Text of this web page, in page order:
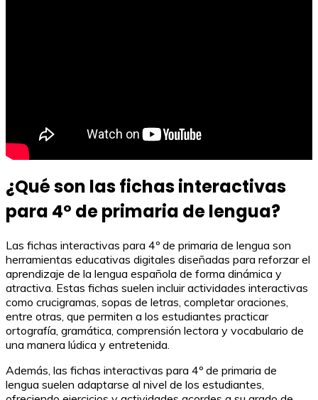
¿Qué son las fichas interactivas
para 4º de primaria de lengua?
Las fichas interactivas para 4º de primaria de lengua son
herramientas educativas digitales diseñadas para reforzar el
aprendizaje de la lengua española de forma dinámica y
atractiva. Estas fichas suelen incluir actividades interactivas
como crucigramas, sopas de letras, completar oraciones,
entre otras, que permiten a los estudiantes practicar
ortografía, gramática, comprensión lectora y vocabulario de
una manera lúdica y entretenida.
Además, las fichas interactivas para 4º de primaria de
lengua suelen adaptarse al nivel de los estudiantes,